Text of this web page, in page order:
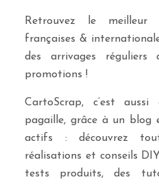
Retrouvez le meilleur
françaises &
des arrivages réguliers
promotions !
CartoScrap, c’est
pagaille, grâce à un blog
actifs : découvrez
réalisations et conseils
tests produits, des